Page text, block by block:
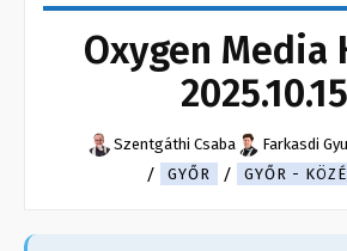
Oxygen Media
Szentgáthi Csaba Farkasdi
GYŐR
GYŐR -